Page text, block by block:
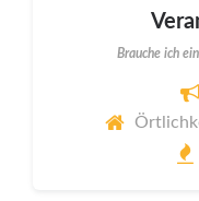
Brauche ich